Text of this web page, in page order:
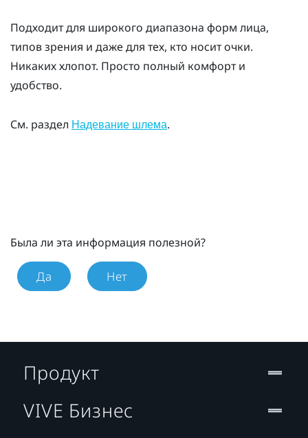
Подходит для широкого диапазона форм лица,
типов зрения и даже для тех, кто носит очки.
Никаких хлопот. Просто полный комфорт и
удобство.
См. раздел Надевание шлема.
Была ли эта информация полезной?
Да Нет
Продукт
VIVE Бизнес